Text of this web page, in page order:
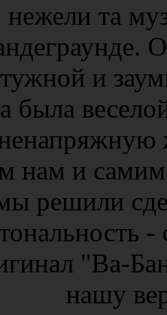
нежели та
и
была
нам и самим
решили
-
"Ва-
нашу